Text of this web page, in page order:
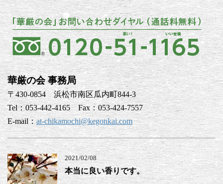
華厳の会 事務局
〒430-0854 浜松市南区瓜内町844-3
Tel：053-442-4165 Fax：053-424-7557
E-mail： at-chikamochi@kegonkai.com
2021/02/08
本当に良い香りです。